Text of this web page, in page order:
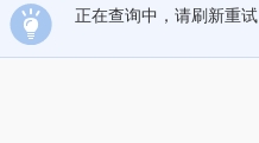
正在查询中，请刷新重试